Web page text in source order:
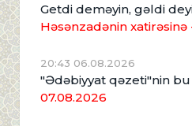
Getdi deməyin, gəldi
Həsənzadənin xatirəsinə
20:43 06.08.2026
"Ədəbiyyat qəzeti"nin bu
07.08.2026